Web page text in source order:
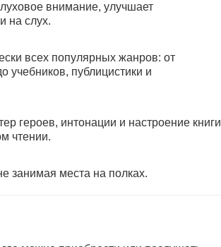
внимание, улучшает
на слух.
всех популярных жанров: от
учебников, публицистики и
героев, интонации и настроение книги
чтении.
занимая места на полках.